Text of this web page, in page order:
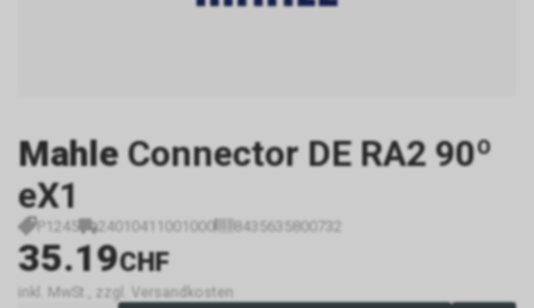
Mahle Connector DE RA2 90º
eX1
P1245 24010411001000 8435635800732
35.19CHF
inkl. MwSt., zzgl. Versandkosten